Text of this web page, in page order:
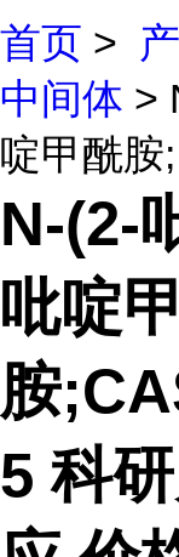
首页 >
中间体 >
啶甲酰胺
N-(2-
吡啶
胺
5 科